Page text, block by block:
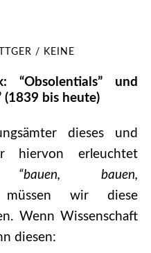
/
KEINE
“Obsolentials” und
(1839 bis heute)
dieses und
hiervon erleuchtet
“bauen, bauen,
müssen wir diese
Wenn Wissenschaft
diesen: